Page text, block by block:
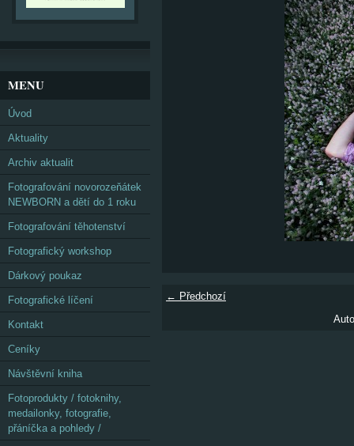
← Předchozí
MENU
Úvod
Aktuality
Archiv aktualit
Fotografování novorozeňátek
NEWBORN a dětí do 1 roku
Fotografování těhotenství
Fotografický workshop
Dárkový poukaz
Fotografické líčení
Kontakt
Ceníky
Návštěvní kniha
Fotoprodukty / fotoknihy,
medailonky, fotografie,
přáníčka a pohledy /